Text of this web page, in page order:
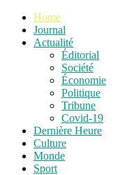
Home
Journal
Actualité
Éditorial
Société
Économie
Politique
Tribune
Covid-19
Dernière Heure
Culture
Monde
Sport